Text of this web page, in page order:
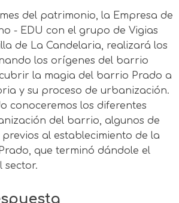
del patrimonio, la Empresa de
- EDU con el grupo de Vigias
de La Candelaria, realizará los
los orígenes del barrio
la magia del barrio Prado a
y su proceso de urbanización.
conoceremos los diferentes
del barrio, algunos de
al establecimiento de la
que terminó dándole el
sector.